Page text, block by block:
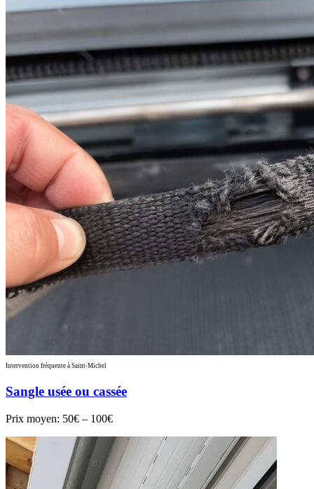
Intervention fréquente à Saint-Michel
Sangle usée ou cassée
Prix moyen: 50€ – 100€